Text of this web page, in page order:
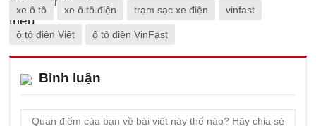
xe ô tô xe ô tô điện trạm sạc xe điện vinfast
ô tô điện Việt ô tô điện VinFast
Bình luận